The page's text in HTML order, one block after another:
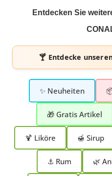
Entdecken Sie
🍸 Entdecke
✨ Neuheiten
🎁 Gratis Artikel
🍹 Liköre 🍯 Sirup
⚓ Rum 🌿